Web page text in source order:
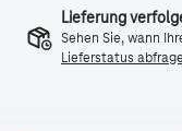
Lieferung
Sehen Sie, wann
Lieferstatus